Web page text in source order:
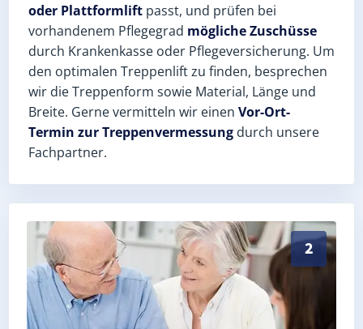
oder Plattformlift passt, und prüfen bei
vorhandenem Pflegegrad mögliche Zuschüsse
durch Krankenkasse oder Pflegeversicherung. Um
den optimalen Treppenlift zu finden, besprechen
wir die Treppenform sowie Material, Länge und
Breite. Gerne vermitteln wir einen Vor-Ort-
Termin zur Treppenvermessung durch unsere
Fachpartner.
2
Exaktes Aufmaß in Rothenstein (Saale-Holzland-